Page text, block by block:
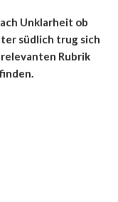
Unklarheit ob
südlich trug sich
Rubrik